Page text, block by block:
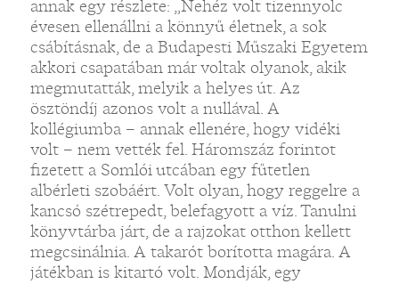
annak egy részlete: „Nehéz volt tizennyolc
évesen ellenállni a könnyű életnek, a sok
csábításnak, de a Budapesti Műszaki Egyetem
akkori csapatában már voltak olyanok, akik
megmutatták, melyik a helyes út. Az
ösztöndíj azonos volt a nullával. A
kollégiumba – annak ellenére, hogy vidéki
volt – nem vették fel. Háromszáz forintot
fizetett a Somlói utcában egy fűtetlen
albérleti szobáért. Volt olyan, hogy reggelre a
kancsó szétrepedt, belefagyott a víz. Tanulni
könyvtárba járt, de a rajzokat otthon kellett
megcsinálnia. A takarót borította magára. A
játékban is kitartó volt. Mondják, egy